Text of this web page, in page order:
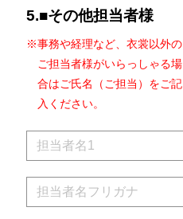
5.■その他担当者様
※事務や経理など、衣裳以外の
ご担当者様がいらっしゃる場
合はご氏名（ご担当）をご記
入ください。